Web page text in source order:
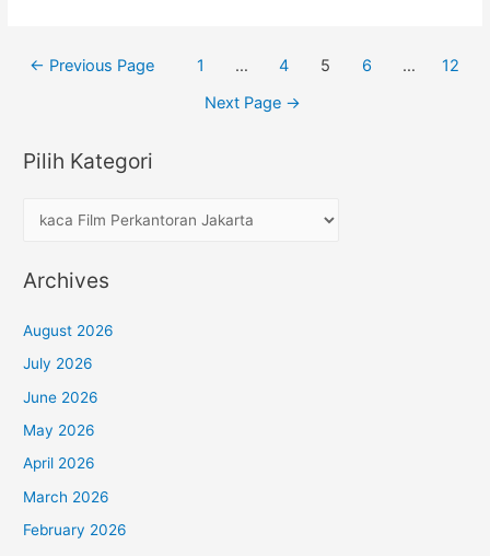
Kaca
di
Posts
← Previous Page 1 … 4 5 6 …
12
Next Page →
Pilih Kategori
h
K
a
o
r
Archives
August 2026
July 2026
June 2026
May 2026
April 2026
March 2026
February 2026